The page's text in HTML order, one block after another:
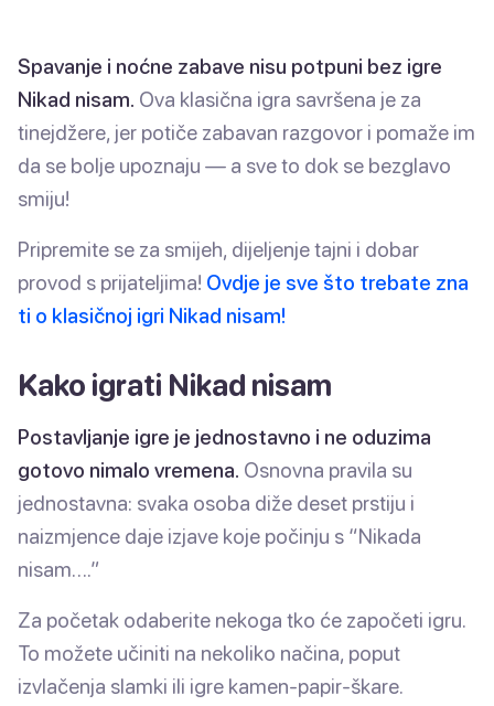
Spavanje i noćne zabave nisu potpuni bez igre
Nikad nisam. Ova klasična igra savršena je za
tinejdžere, jer potiče zabavan razgovor i pomaže im
da se bolje upoznaju — a sve to dok se bezglavo
smiju!
Pripremite se za smijeh, dijeljenje tajni i dobar
provod s prijateljima! Ovdje je sve što trebate zna
ti o klasičnoj igri Nikad nisam!
Kako igrati Nikad nisam
Postavljanje igre je jednostavno i ne oduzima
gotovo nimalo vremena. Osnovna pravila su
jednostavna: svaka osoba diže deset prstiju i
naizmjence daje izjave koje počinju s “Nikada
nisam….”
Za početak odaberite nekoga tko će započeti igru.
To možete učiniti na nekoliko načina, poput
izvlačenja slamki ili igre kamen-papir-škare.